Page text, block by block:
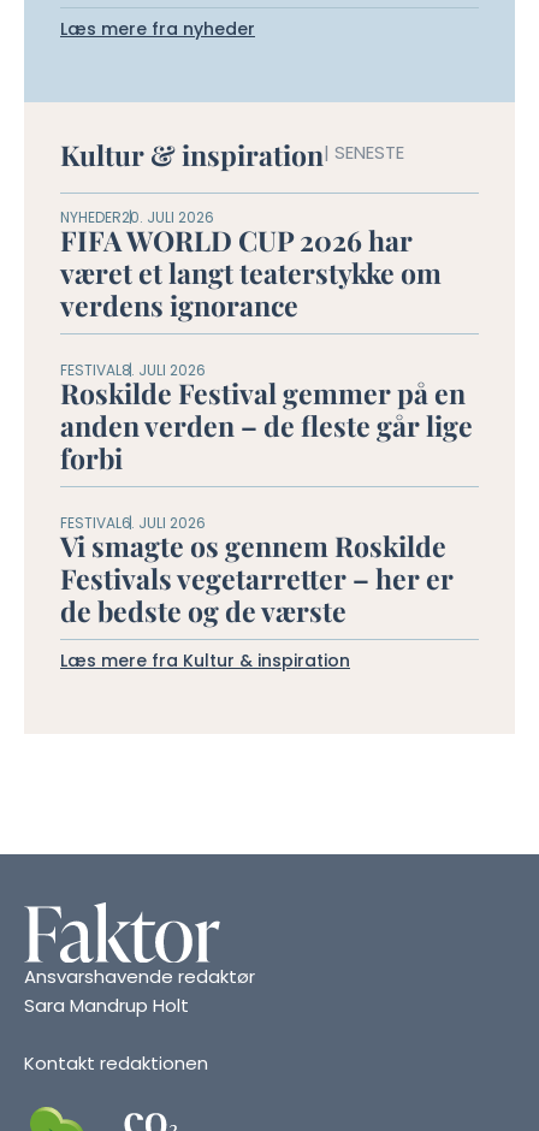
Læs mere fra nyheder
Kultur & inspiration| SENESTE
NYHEDER20. JULI 2026
FIFA WORLD CUP 2026 har
været et langt teaterstykke om
verdens ignorance
FESTIVAL8. JULI 2026
Roskilde Festival gemmer på en
anden verden – de fleste går lige
forbi
FESTIVAL6. JULI 2026
Vi smagte os gennem Roskilde
Festivals vegetarretter – her er
de bedste og de værste
Læs mere fra Kultur & inspiration
Ansvarshavende redaktør
Sara Mandrup Holt
Kontakt redaktionen